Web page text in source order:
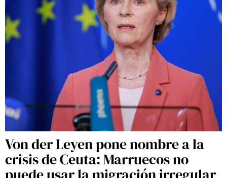
Von der Leyen pone nombre a la
crisis de Ceuta: Marruecos no